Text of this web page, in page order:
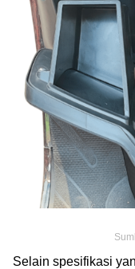
Selain spesifikasi